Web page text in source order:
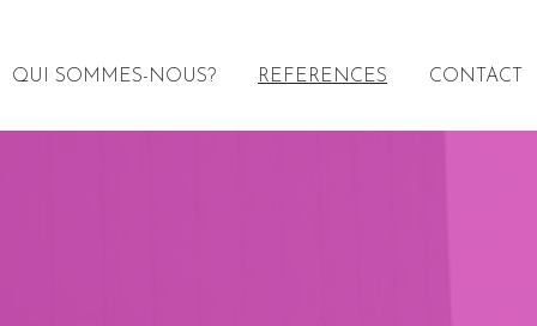
QUI SOMMES-NOUS? REFERENCES CONTACT